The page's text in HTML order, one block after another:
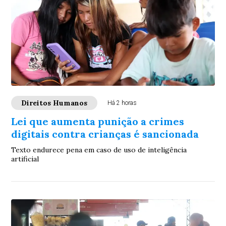
Direitos Humanos Há 2 horas
Lei que aumenta punição a crimes
digitais contra crianças é sancionada
Texto endurece pena em caso de uso de inteligência
artificial